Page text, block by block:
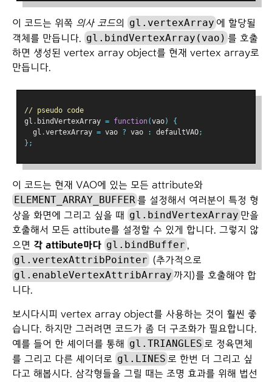
이 코드는 위쪽 의사 코드의 gl.vertexArray 에 할당될
객체를 만듭니다. gl.bindVertexArray(vao) 를 호출
하면 생성된 vertex array object를 현재 vertex array로
만듭니다.
// pseudo code
gl . bindVertexArray = function(vao)
{
  gl
.vertexArray = vao ? vao : defaultVAO;
};
이 코드는 현재 VAO에 있는 모든 attribute와
ELEMENT_ARRAY_BUFFER를 설정해서 여러분이 특정 형
상을 화면에 그리고 싶을 때 gl.bindVertexArray 만을
호출해서 모든 attibute를 설정할 수 있게 합니다. 그렇지 않
으면 각 attibute마다 gl.bindBuffer ,
gl.vertexAttribPointer (추가적으로
gl.enableVertexAttribArray 까지)를 호출해야 합
니다.
보시다시피 vertex array object를 사용하는 것이 훨씬 좋
습니다. 하지만 그러려면 코드가 좀 더 구조화가 필요합니다.
예를 들어 한 셰이더를 통해 gl.TRIANGLES 로 정육면체
를 그리고 다른 셰이더로 gl.LINES 로 한번 더 그리고 싶
다고 해봅시다. 삼각형들을 그릴 때는 조명 효과를 위해 법선